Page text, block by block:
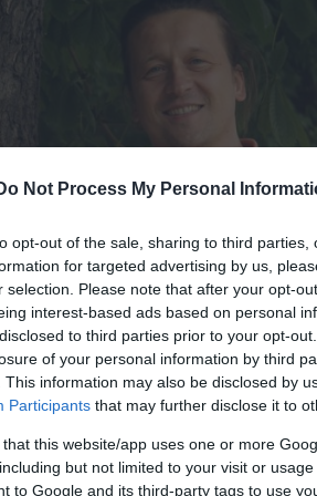
Not Process My Personal
opt-out of the sale, sharing to third
for targeted advertising by us,
selection. Please note that after your opt-
interest-based ads based on personal
to third parties prior to your opt-
of your personal information by third
This information may also be disclosed by
Participants that may further disclose it to
that this website/app uses one or more
but not limited to your visit or
to Google and its third-party tags to use
a KEDD Animációs Stúdió
felsősorban rövidfilmeket
sorozatokat (Modern
sikerrel, és csaknem